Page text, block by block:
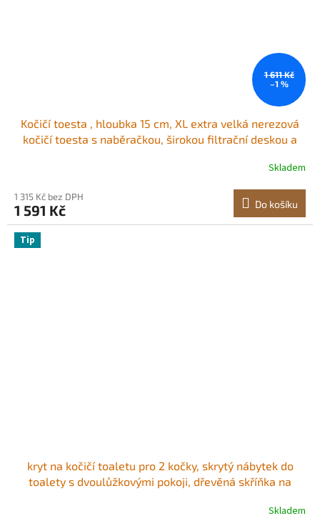
1 611 Kč
–1 %
Kočičí toesta , hloubka 15 cm, XL extra velká nerezová
kočičí toesta s naběračkou, širokou filtrační deskou a
Skladem
1 315 Kč bez DPH
1 591 Kč Do košíku
Tip
kryt na kočičí toaletu pro 2 kočky, skrytý nábytek do
toalety s dvoulůžkovými pokoji, dřevěná skříňka na
Skladem